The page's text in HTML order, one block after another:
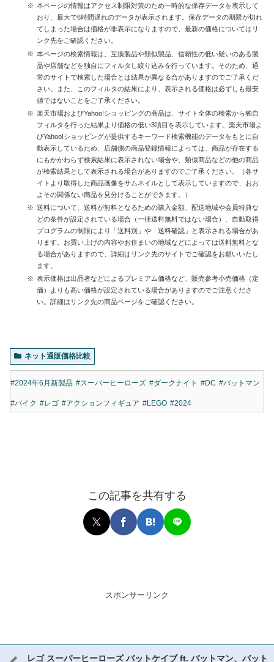
本ページの情報はアクセス制限対策のため一時的な保存データを表示して
おり、最大で6時間遅れのデータが表示されます。保存データの期限が切れ
てしまった場合は価格が非表示になりますので、最新の価格についてはリ
ンク先をご確認ください。
本ページの検索情報は、互換製品や類似製品、信頼性の低い疑いのある製
品や店舗などを独自にフィルタし絞り込みを行っています。そのため、通
常のサイトで検索した場合とは結果が異なる合がありますのでご了承くだ
さい。また、このフィルタの結果により、表示される価格は必ずしも最安
値ではないことをご了承ください。
楽天市場およびYahoo!ショッピングの商品は、サイト全体の検索から独自
フィルタを行った結果より価格の低い3項目を表示しています。楽天市場よ
びYahoo!ショッピングが提供するキーワード検索機能のデータをもとに自
動表示しているため、店舗側の商品登録情報によっては、商品が存在する
にもかかわらず検索結果に表示されない場合や、類似商品などの他の商品
が検索結果として表示される場合がありますのでご了承ください。（各サ
イトより取得した商品画像をサムネイルとして表示していますので、おお
よその関係ない商品を見分けることができます。）
送料について、送料が無料となるための購入金額、配送地域や会員特典な
どの条件が設定されている場合（一律送料無料ではない場合）、自動取得
プログラムの制限により「送料別」や「送料確認」と表示される場合があ
ります。お買い上げの内容やお住まいの地域などによっては送料無料とな
る場合がありますので、詳細はリンク先のサイトでご確認をお願いいたし
ます。
表示価格は出品者などによるプレミアム価格など、販売参考小売価格（定
価）よりも高い価格が設定されている場合がありますのでご注意くださ
い。詳細はリンク先の商品ページをご確認ください。
ネット通販価格比較
#2024年6月新製品 #スーパーヒーローズ #ダークナイト #DC #バットマン
#バイク #レゴ #アクションフィギュア #LEGO #2024
この記事を共有する
スポンサーリンク
レゴ スーパーヒーローズ バットケイブ ft. バットマン、バット